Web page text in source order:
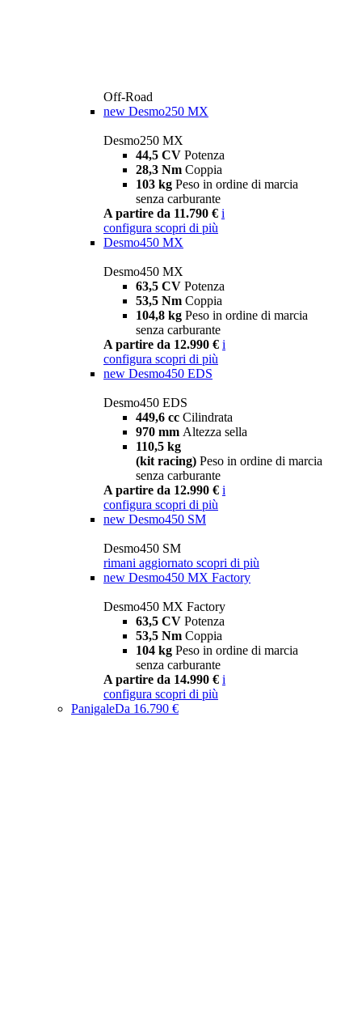
Off-Road
new Desmo250 MX
Desmo250 MX
44,5 CV Potenza
28,3 Nm Coppia
103 kg Peso in ordine di marcia
senza carburante
A partire da 11.790 € i
configura scopri di più
Desmo450 MX
Desmo450 MX
63,5 CV Potenza
53,5 Nm Coppia
104,8 kg Peso in ordine di marcia
senza carburante
A partire da 12.990 € i
configura scopri di più
new Desmo450 EDS
Desmo450 EDS
449,6 cc Cilindrata
970 mm Altezza sella
110,5 kg
(kit racing) Peso in ordine di marcia
senza carburante
A partire da 12.990 € i
configura scopri di più
new Desmo450 SM
Desmo450 SM
rimani aggiornato scopri di più
new Desmo450 MX Factory
Desmo450 MX Factory
63,5 CV Potenza
53,5 Nm Coppia
104 kg Peso in ordine di marcia
senza carburante
A partire da 14.990 € i
configura scopri di più
PanigaleDa 16.790 €